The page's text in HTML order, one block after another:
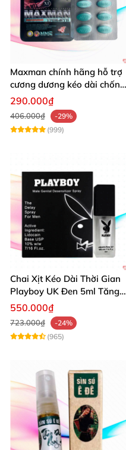
Maxman chính hãng hỗ trợ
cương dương kéo dài chống
xuất tinh sớm 10 viên
290.000₫
406.000₫
-29%
(999)
Chai Xịt Kéo Dài Thời Gian
Playboy UK Đen 5ml Tăng
Khoái Cảm
550.000₫
723.000₫
-24%
(965)